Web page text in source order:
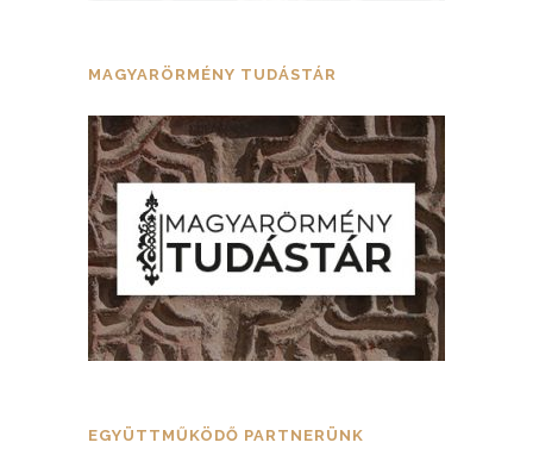
MAGYARÖRMÉNY TUDÁSTÁR
EGYÜTTMŰKÖDŐ PARTNERÜNK